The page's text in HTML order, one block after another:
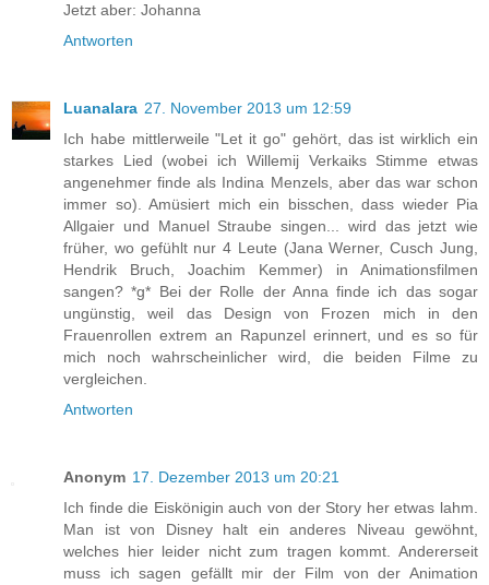
Jetzt aber: Johanna
Antworten
Luanalara 27. November 2013 um 12:59
Ich habe mittlerweile "Let it go" gehört, das ist wirklich ein
starkes Lied (wobei ich Willemij Verkaiks Stimme etwas
angenehmer finde als Indina Menzels, aber das war schon
immer so). Amüsiert mich ein bisschen, dass wieder Pia
Allgaier und Manuel Straube singen... wird das jetzt wie
früher, wo gefühlt nur 4 Leute (Jana Werner, Cusch Jung,
Hendrik Bruch, Joachim Kemmer) in Animationsfilmen
sangen? *g* Bei der Rolle der Anna finde ich das sogar
ungünstig, weil das Design von Frozen mich in den
Frauenrollen extrem an Rapunzel erinnert, und es so für
mich noch wahrscheinlicher wird, die beiden Filme zu
vergleichen.
Antworten
Anonym 17. Dezember 2013 um 20:21
Ich finde die Eiskönigin auch von der Story her etwas lahm.
Man ist von Disney halt ein anderes Niveau gewöhnt,
welches hier leider nicht zum tragen kommt. Andererseit
muss ich sagen gefällt mir der Film von der Animation